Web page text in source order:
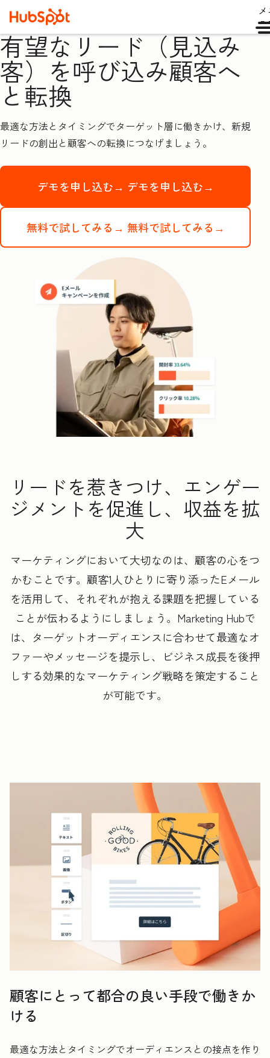
有望なリード（見込み
客）を呼び込み顧客へ
と転換
最適な方法とタイミングでターゲット層に働きかけ、新規
リードの創出と顧客への転換につなげましょう。
デモを申し込む→ デモを申し込む→
無料で試してみる→ 無料で試してみる→
リードを惹きつけ、エンゲー
ジメントを促進し、収益を拡
大
マーケティングにおいて大切なのは、顧客の心をつ
かむことです。顧客1人ひとりに寄り添ったEメール
を活用して、それぞれが抱える課題を把握している
ことが伝わるようにしましょう。 Marketing Hubで
は、ターゲットオーディエンスに合わせて最適なオ
ファーやメッセージを提示し、ビジネス成長を後押
しする効果的なマーケティング戦略を策定すること
が可能です。
顧客にとって都合の良い手段で働きか
ける
最適な方法とタイミングでオーディエンスとの接点を作り